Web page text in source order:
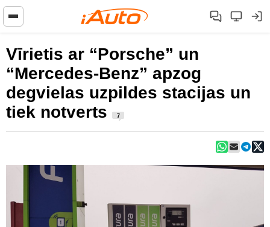
Vīrietis ar “Porsche” un
“Mercedes-Benz” apzog
degvielas uzpildes stacijas un
tiek notverts
7